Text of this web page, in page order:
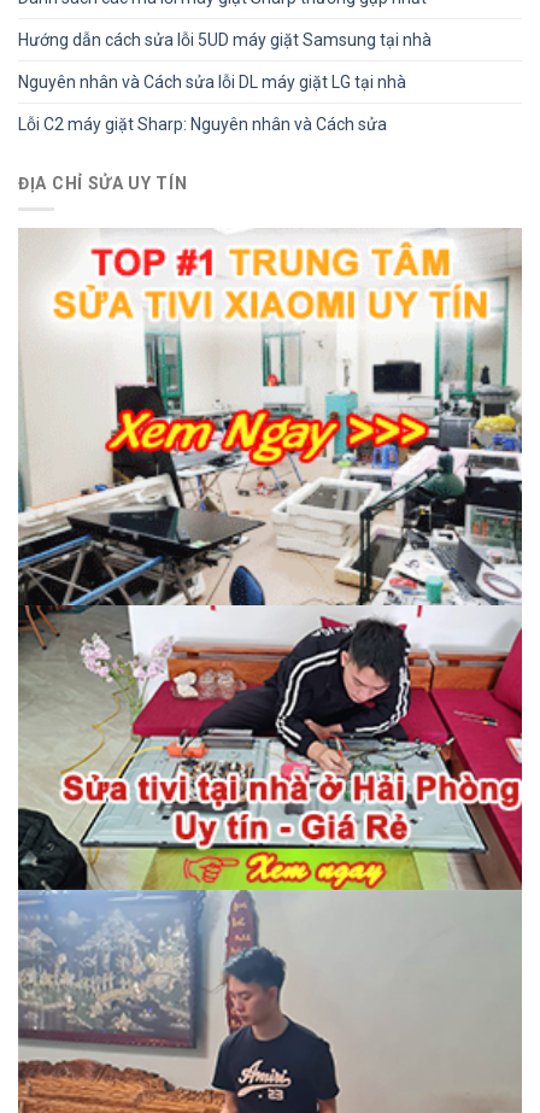
Hướng dẫn cách sửa lỗi 5UD máy giặt Samsung tại nhà
Nguyên nhân và Cách sửa lỗi DL máy giặt LG tại nhà
Lỗi C2 máy giặt Sharp: Nguyên nhân và Cách sửa
ĐỊA CHỈ SỬA UY TÍN